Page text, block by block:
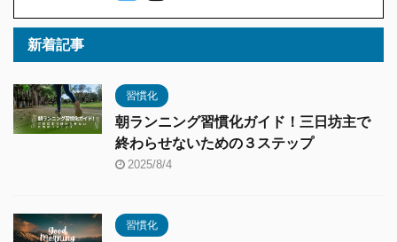
新着記事
習慣化
朝ランニング習慣化ガイド！三日坊主で
終わらせないための３ステップ
2025/8/4
習慣化